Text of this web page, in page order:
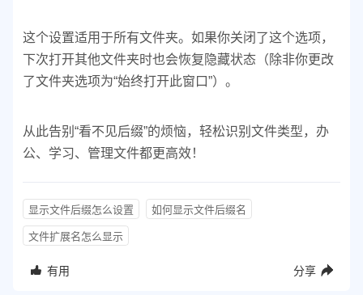
这个设置适用于所有文件夹。如果你关闭了这个选项，
下次打开其他文件夹时也会恢复隐藏状态（除非你更改
了文件夹选项为“始终打开此窗口”）。
从此告别“看不见后缀”的烦恼，轻松识别文件类型，办
公、学习、管理文件都更高效！
显示文件后缀怎么设置 如何显示文件后缀名
文件扩展名怎么显示
有用 分享